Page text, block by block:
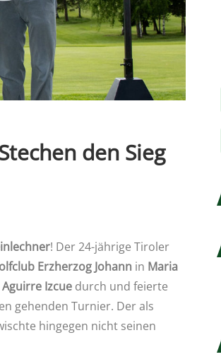
den Sieg
! Der 24-jährige Tiroler
Erzherzog Johann in Maria
Izcue durch und feierte
gehenden Turnier. Der als
hingegen nicht seinen